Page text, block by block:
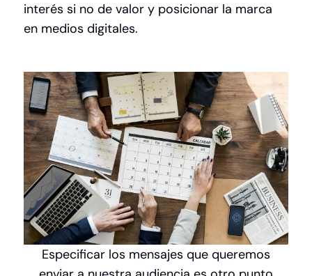
interés si no de valor y posicionar la marca
en medios digitales.
Especificar los mensajes que queremos